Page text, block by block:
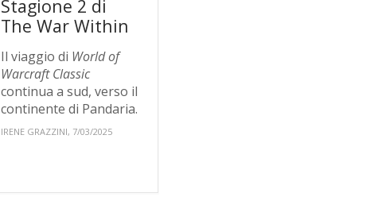
Stagione 2 di
The War Within
Il viaggio di World of
Warcraft Classic
continua a sud, verso il
continente di Pandaria.
IRENE GRAZZINI, 7/03/2025